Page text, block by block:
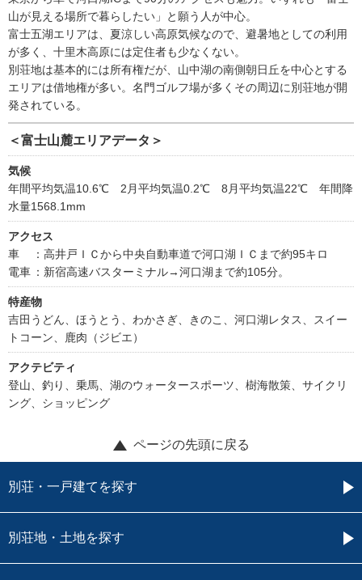
山が見える場所で暮らしたい」と願う人が中心。
富士五湖エリアは、夏涼しい高原気候なので、避暑地としての利用
が多く、十里木高原には定住者も少なくない。
別荘地は基本的には所有権だが、山中湖の南側朝日丘を中心とする
エリアは借地権が多い。名門ゴルフ場が多くその周辺に別荘地が開
発されている。
＜富士山麓エリアデータ＞
気候
年間平均気温10.6℃ 2月平均気温0.2℃ 8月平均気温22℃ 年間降
水量1568.1mm
アクセス
車
：高井戸ＩＣから中央自動車道で河口湖ＩＣまで約95キロ
電車 ：新宿高速バスターミナル→河口湖まで約105分。
特産物
吉田うどん、ほうとう、わかさぎ、きのこ、河口湖レタス、スイー
トコーン、鹿肉（ジビエ）
アクテビティ
登山、釣り、乗馬、湖のウォータースポーツ、樹海散策、サイクリ
ング、ショッピング
ページの先頭に戻る
別荘・一戸建てを探す
別荘地・土地を探す